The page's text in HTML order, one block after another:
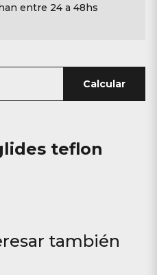
entre 24 a 48hs
Calcular
teflon
también